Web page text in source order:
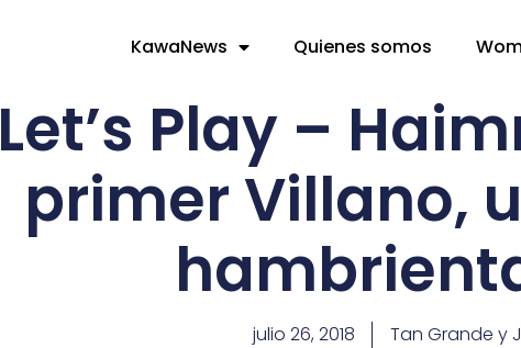
KawaNews Quienes somos
Let’s Play –
primer Villano,
julio 26, 2018 Tan Grande y